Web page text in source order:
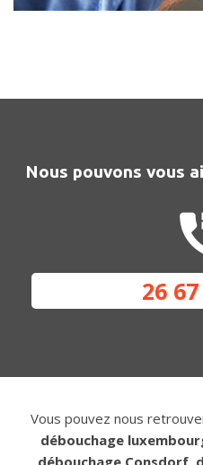
Nous pouvons vous
26
Vous pouvez nous
débouchage
débouchage Consdorf,